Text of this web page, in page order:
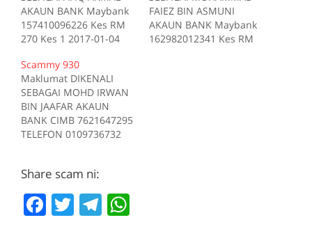
AKAUN BANK Maybank
157410096226 Kes RM
270 Kes 1 2017-01-04
Sumber scam.my id:708
FAIEZ BIN ASMUNI
AKAUN BANK Maybank
162982012341 Kes RM
Scammy 930
Maklumat DIKENALI
SEBAGAI MOHD IRWAN
BIN JAAFAR AKAUN
BANK CIMB 7621647295
TELEFON 0109736732
deskripsi Sumber
Share scam ni:
F
a
T
w
T
el